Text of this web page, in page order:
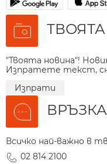
"Твоята новина"!
Изпратете текст,
Изпрати
Всичко най-важно в
02 814 2100